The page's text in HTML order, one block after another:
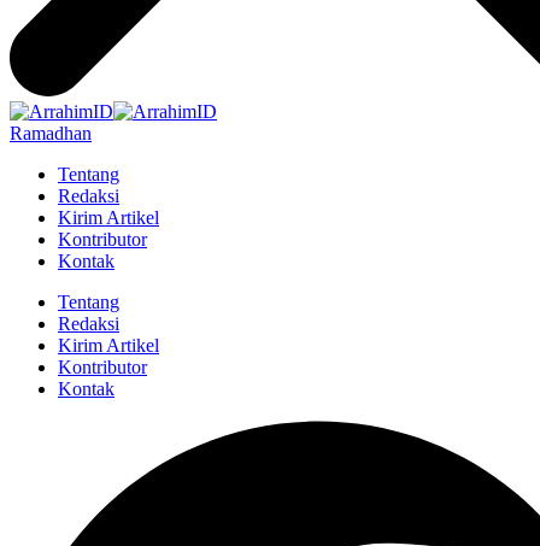
Ramadhan
Tentang
Redaksi
Kirim Artikel
Kontributor
Kontak
Tentang
Redaksi
Kirim Artikel
Kontributor
Kontak